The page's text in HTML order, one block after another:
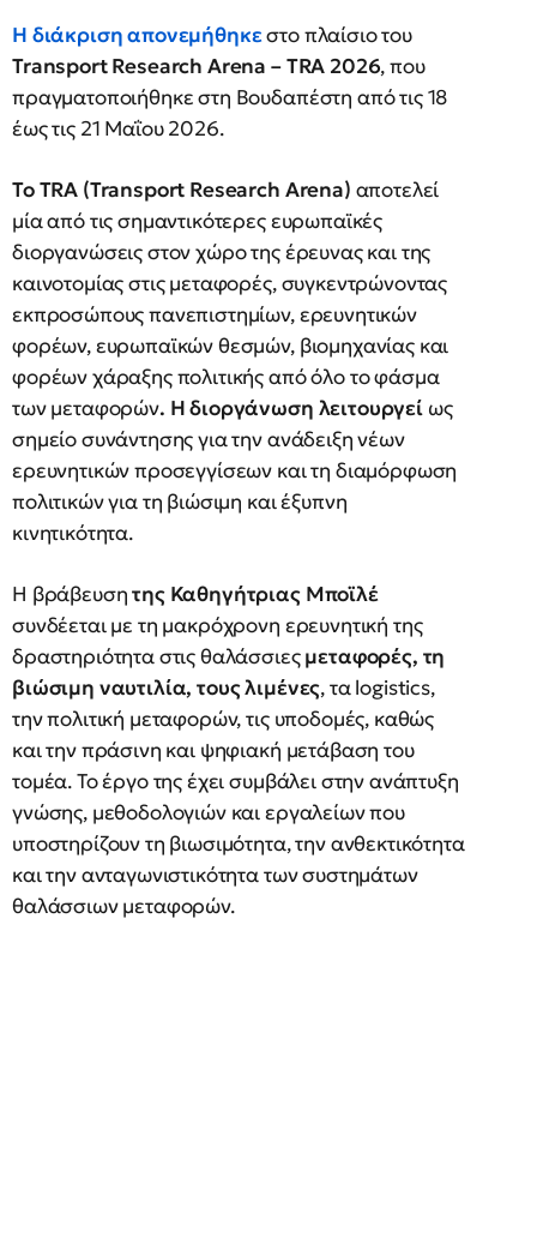
Η διάκριση απονεμήθηκεστο πλαίσιο του
TransportResearch Arena – TRA 2026, που
πραγματοποιήθηκε στη Βουδαπέστη από τις 18
έως τις 21 Μαΐου 2026.
Το TRA (Transport Research Arena) αποτελεί
μία από τις σημαντικότερες ευρωπαϊκές
διοργανώσεις στον χώρο της έρευνας και της
καινοτομίας στις μεταφορές, συγκεντρώνοντας
εκπροσώπους πανεπιστημίων, ερευνητικών
φορέων, ευρωπαϊκών θεσμών, βιομηχανίας και
φορέων χάραξης πολιτικής από όλο το φάσμα
των μεταφορών. Η διοργάνωση λειτουργείως
σημείο συνάντησης για την ανάδειξη νέων
ερευνητικών προσεγγίσεων και τη διαμόρφωση
πολιτικών για τη βιώσιμη και έξυπνη
κινητικότητα.
Η βράβευσητης Καθηγήτριας Μποϊλέ
συνδέεται με τη μακρόχρονη ερευνητική της
δραστηριότητα στις θαλάσσιεςμεταφορές, τη
βιώσιμη ναυτιλία, τους λιμένες, τα logistics,
την πολιτική μεταφορών, τις υποδομές, καθώς
και την πράσινη και ψηφιακή μετάβαση του
τομέα. Το έργο της έχει συμβάλει στην ανάπτυξη
γνώσης, μεθοδολογιών και εργαλείων που
υποστηρίζουν τη βιωσιμότητα, την ανθεκτικότητα
και την ανταγωνιστικότητα των συστημάτων
θαλάσσιων μεταφορών.